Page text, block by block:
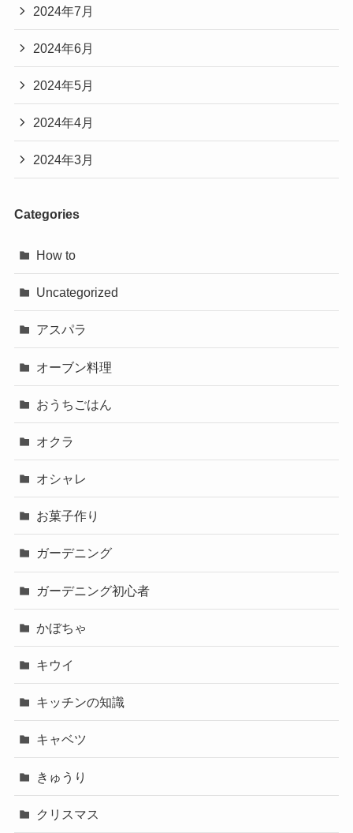
2024年7月
2024年6月
2024年5月
2024年4月
2024年3月
Categories
How to
Uncategorized
アスパラ
オーブン料理
おうちごはん
オクラ
オシャレ
お菓子作り
ガーデニング
ガーデニング初心者
かぼちゃ
キウイ
キッチンの知識
キャベツ
きゅうり
クリスマス